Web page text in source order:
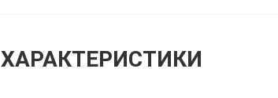
ХАРАКТЕРИСТИКИ